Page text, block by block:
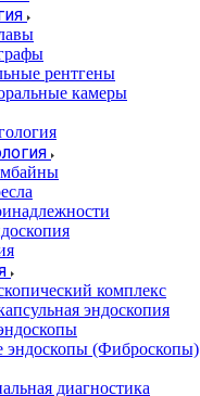
рентгены
камеры
комплекс
эндоскопия
эндоскопы (Фиброcкопы)